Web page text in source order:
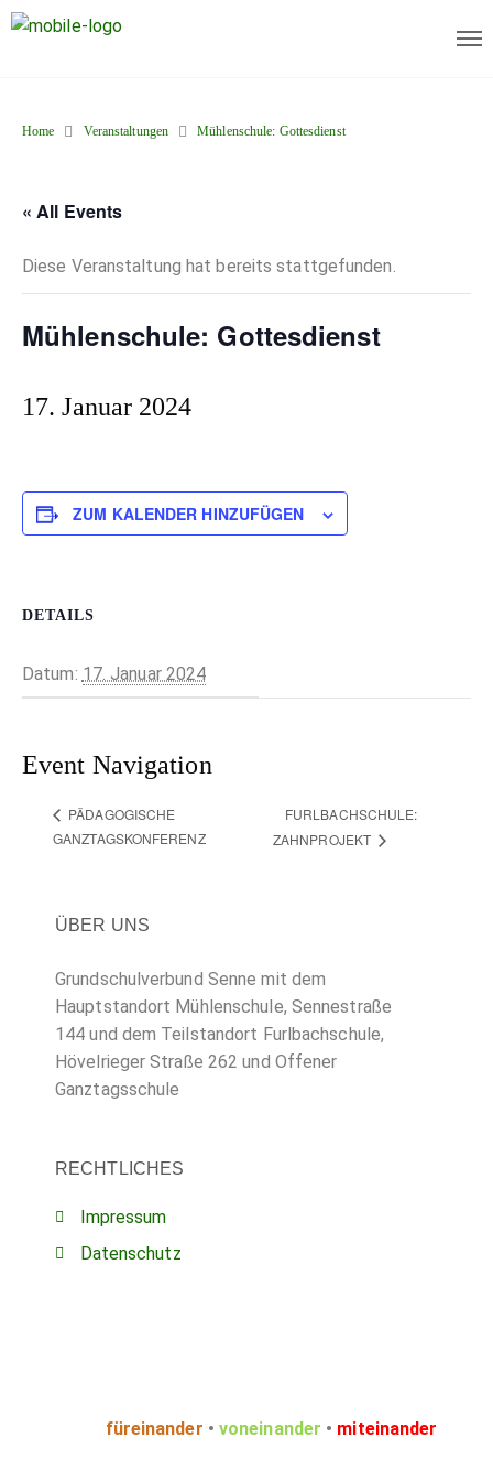
Home Veranstaltungen Mühlenschule: Gottesdienst
« All Events
Diese Veranstaltung hat bereits stattgefunden.
Mühlenschule: Gottesdienst
17. Januar 2024
ZUM KALENDER HINZUFÜGEN
DETAILS
Datum: 17. Januar 2024
Event Navigation
PÄDAGOGISCHE
GANZTAGSKONFERENZ
FURLBACHSCHULE:
ZAHNPROJEKT
ÜBER UNS
Grundschulverbund Senne mit dem
Hauptstandort Mühlenschule, Sennestraße
144 und dem Teilstandort Furlbachschule,
Hövelrieger Straße 262 und Offener
Ganztagsschule
RECHTLICHES
Impressum
Datenschutz
füreinander • voneinander • miteinander